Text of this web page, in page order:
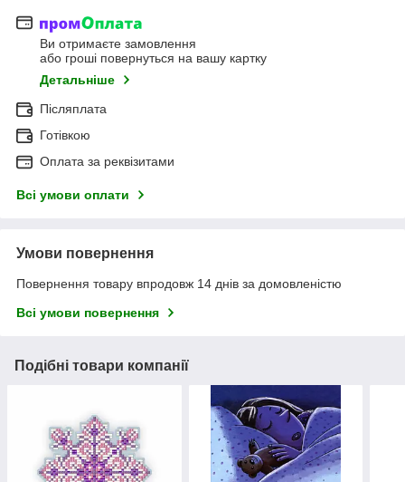
Ви отримаєте замовлення
або гроші повернуться на вашу картку
Детальніше
Післяплата
Готівкою
Оплата за реквізитами
Всі умови оплати
Умови повернення
Повернення товару впродовж 14 днів за домовленістю
Всі умови повернення
Подібні товари компанії